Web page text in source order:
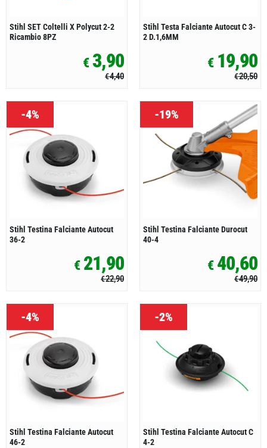
Stihl SET Coltelli X Polycut 2-2
Ricambio 8PZ
€4,40
€3,90
Stihl Testa Falciante Autocut C 3-
2 D.1,6MM
€20,50
€19,90
-4%
Stihl Testina Falciante Autocut
36-2
€22,90
€21,90
-19%
Stihl Testina Falciante Durocut
40-4
€49,90
€40,60
-4%
Stihl Testina Falciante Autocut
46-2
-2%
Stihl Testina Falciante Autocut C
4-2